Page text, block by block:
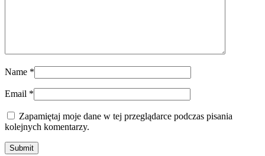
Name *
Email *
Zapamiętaj moje dane w tej przeglądarce podczas pisania
kolejnych komentarzy.
Submit